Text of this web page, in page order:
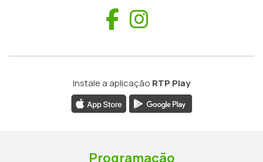
Facebook
Instale a aplicação RTP Play
Programação